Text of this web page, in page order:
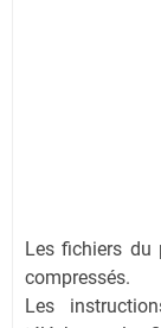
Les fichiers du
compressés.
Les